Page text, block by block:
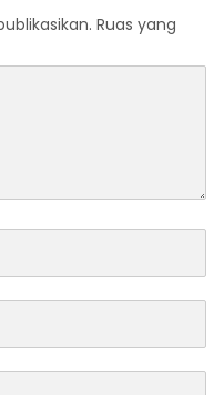
Ruas yang